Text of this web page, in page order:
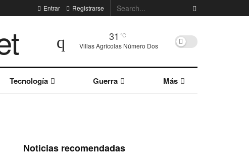
Entrar Registrarse
31 °C
Villas Agrícolas Número Dos
Tecnología Guerra Más
Noticias recomendadas